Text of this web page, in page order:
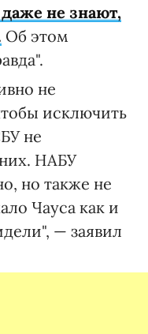
не знают,
Об этом
не
исключить
не
НАБУ
но также не
Чауса как и
— заявил